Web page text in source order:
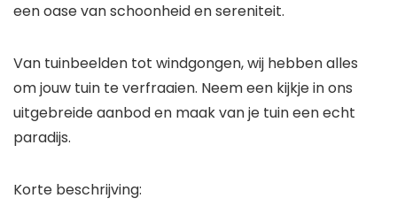
een oase van schoonheid en sereniteit.
Van tuinbeelden tot windgongen, wij hebben alles
om jouw tuin te verfraaien. Neem een kijkje in ons
uitgebreide aanbod en maak van je tuin een echt
paradijs.
Korte beschrijving: